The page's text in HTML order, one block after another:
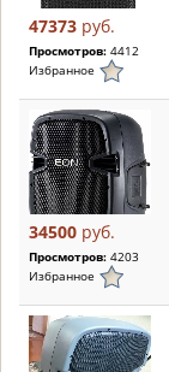
47373 руб.
Просмотров: 4412
Избранное
34500 руб.
Просмотров: 4203
Избранное